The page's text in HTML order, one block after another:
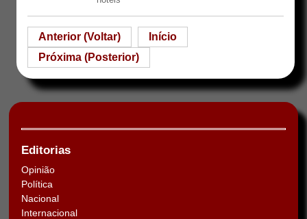
Anterior (Voltar)
Início
Próxima (Posterior)
Editorias
Opinião
Política
Nacional
Internacional